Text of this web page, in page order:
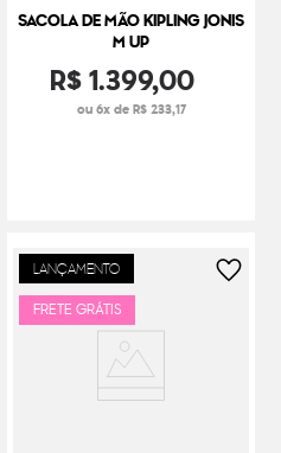
SACOLA DE MÃO KIPLING JONIS
M UP
R$1.399,00
ou 6x de R$ 233,17
LANÇAMENTO
FRETE GRÁTIS